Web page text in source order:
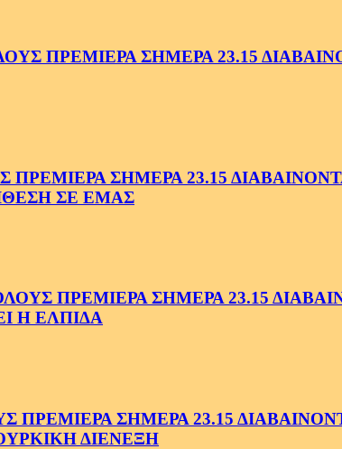
ΠΡΕΜΙΕΡΑ ΣΗΜΕΡΑ 23.15
ΣΗΜΕΡΑ 23.15
ΣΕ ΕΜΑΣ
ΠΡΕΜΙΕΡΑ ΣΗΜΕΡΑ 23.15
Η ΕΛΠΙΔΑ
ΣΗΜΕΡΑ 23.15
ΔΙΕΝΕΞΗ